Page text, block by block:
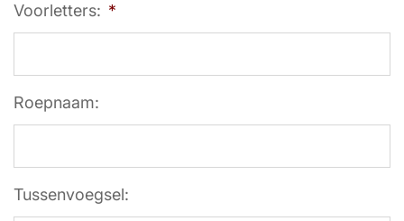
Voorletters: *
Roepnaam:
Tussenvoegsel: